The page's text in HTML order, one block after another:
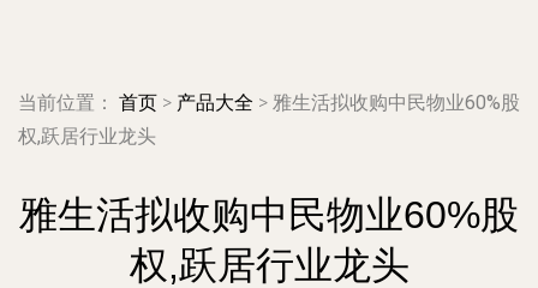
当前位置： 首页 > 产品大全 > 雅生活拟收购中民物业60%股
权,跃居行业龙头
雅生活拟收购中民物业60%股
权,跃居行业龙头